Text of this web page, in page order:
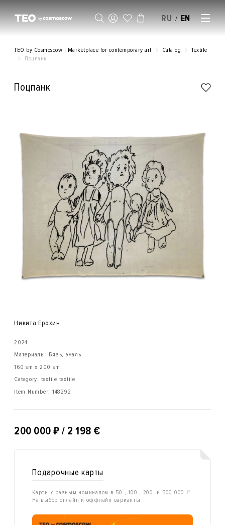
RU / EN
TEO by Cosmoscow | Marketplace for contemporary art Catalog
Textile
Поцпанк
Поцпанк
Никита Ерохин
2024
Материалы: Бязь, эмаль
160 sm x 200 sm
Category: textile textile
Item Number: 148292
200 000 ₽ / 2 198 €
Подарочные карты
Карты с разным номиналом в 50-, 100-, 200- и 500 000 ₽.
На выбор онлайн и оффлайн варианты